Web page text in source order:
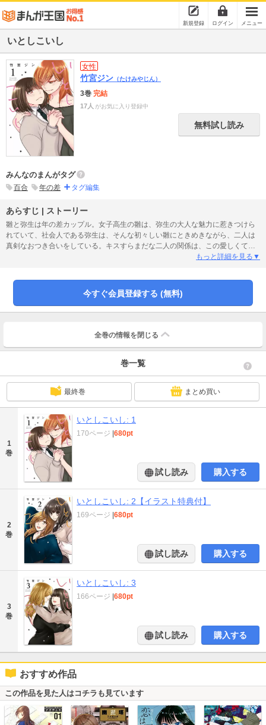
新規登録 ログイン メニュー
いとしこいし
女性
竹宮ジン （たけみやじん）
3巻 完結
17人 がお気に入り登録中
無料試し読み
みんなのまんがタグ
百合 年の差 タグ編集
あらすじ | ストーリー
雛と弥生は年の差カップル。女子高生の雛は、弥生の大人な魅力に惹きつけら
れていて、社会人である弥生は、そんな初々しい雛にときめきながら、二人は
真剣なおつき合いをしている。キスすらまだな二人の関係は、この愛しくて恋
もっと詳細を見る▼
今すぐ会員登録する (無料)
全巻の情報を 閉じる
巻一覧
最終巻 まとめ買い
1
巻
いとしこいし: 1
170ページ |680pt
試し読み 購入する
2
巻
いとしこいし: 2【イラスト特典付】
169ページ |680pt
試し読み 購入する
3
巻
いとしこいし: 3
166ページ |680pt
試し読み 購入する
おすすめ作品
この作品を見た人はコチラも見ています